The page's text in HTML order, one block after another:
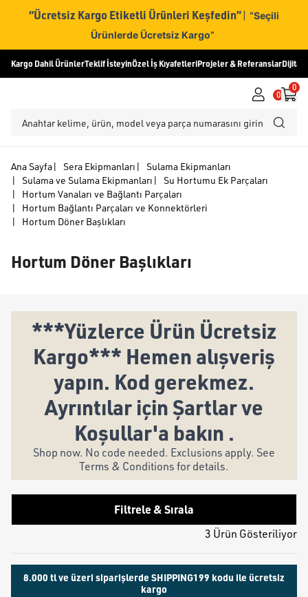
“Ücretsiz Kargo Etiketli Ürünleri Keşfedin” | “Seçili
Ürünlerde Ücretsiz Kargo”
Kargo Dahil ÜrünlerTeklif İsteyinÖzel İş KıyafetleriProjeler & ReferanslarDijital
0
0
Ana Sayfa| Sera Ekipmanları |
Sulama Ekipmanları
|
Sulama ve Sulama Ekipmanları |
Su Hortumu Ek Parçaları
|
Hortum Vanaları ve Bağlantı Parçaları
|
Hortum Bağlantı Parçaları ve Konnektörleri
|
Hortum Döner Başlıkları
Hortum Döner Başlıkları
***Yüzlerce Ürün Ücretsiz
Kargo*** Hemen alışveriş
yapın. Kod gerekmez.
Ayrıntılar için Şartlar ve
Koşullar'a bakın .
Shop now. No code needed. Exclusions apply. See
Terms & Conditions for details.
Filtrele & Sırala
3 Ürün Gösteriliyor
8.000 tl ve üzeri siparişlerde SHIPPING199 kodu ile ücretsiz
kargo